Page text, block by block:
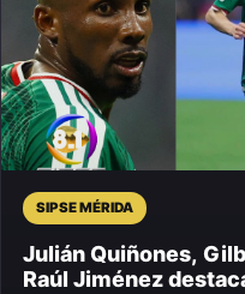
SIPSE MÉRIDA
Julián Quiñones,
Raúl Jiménez